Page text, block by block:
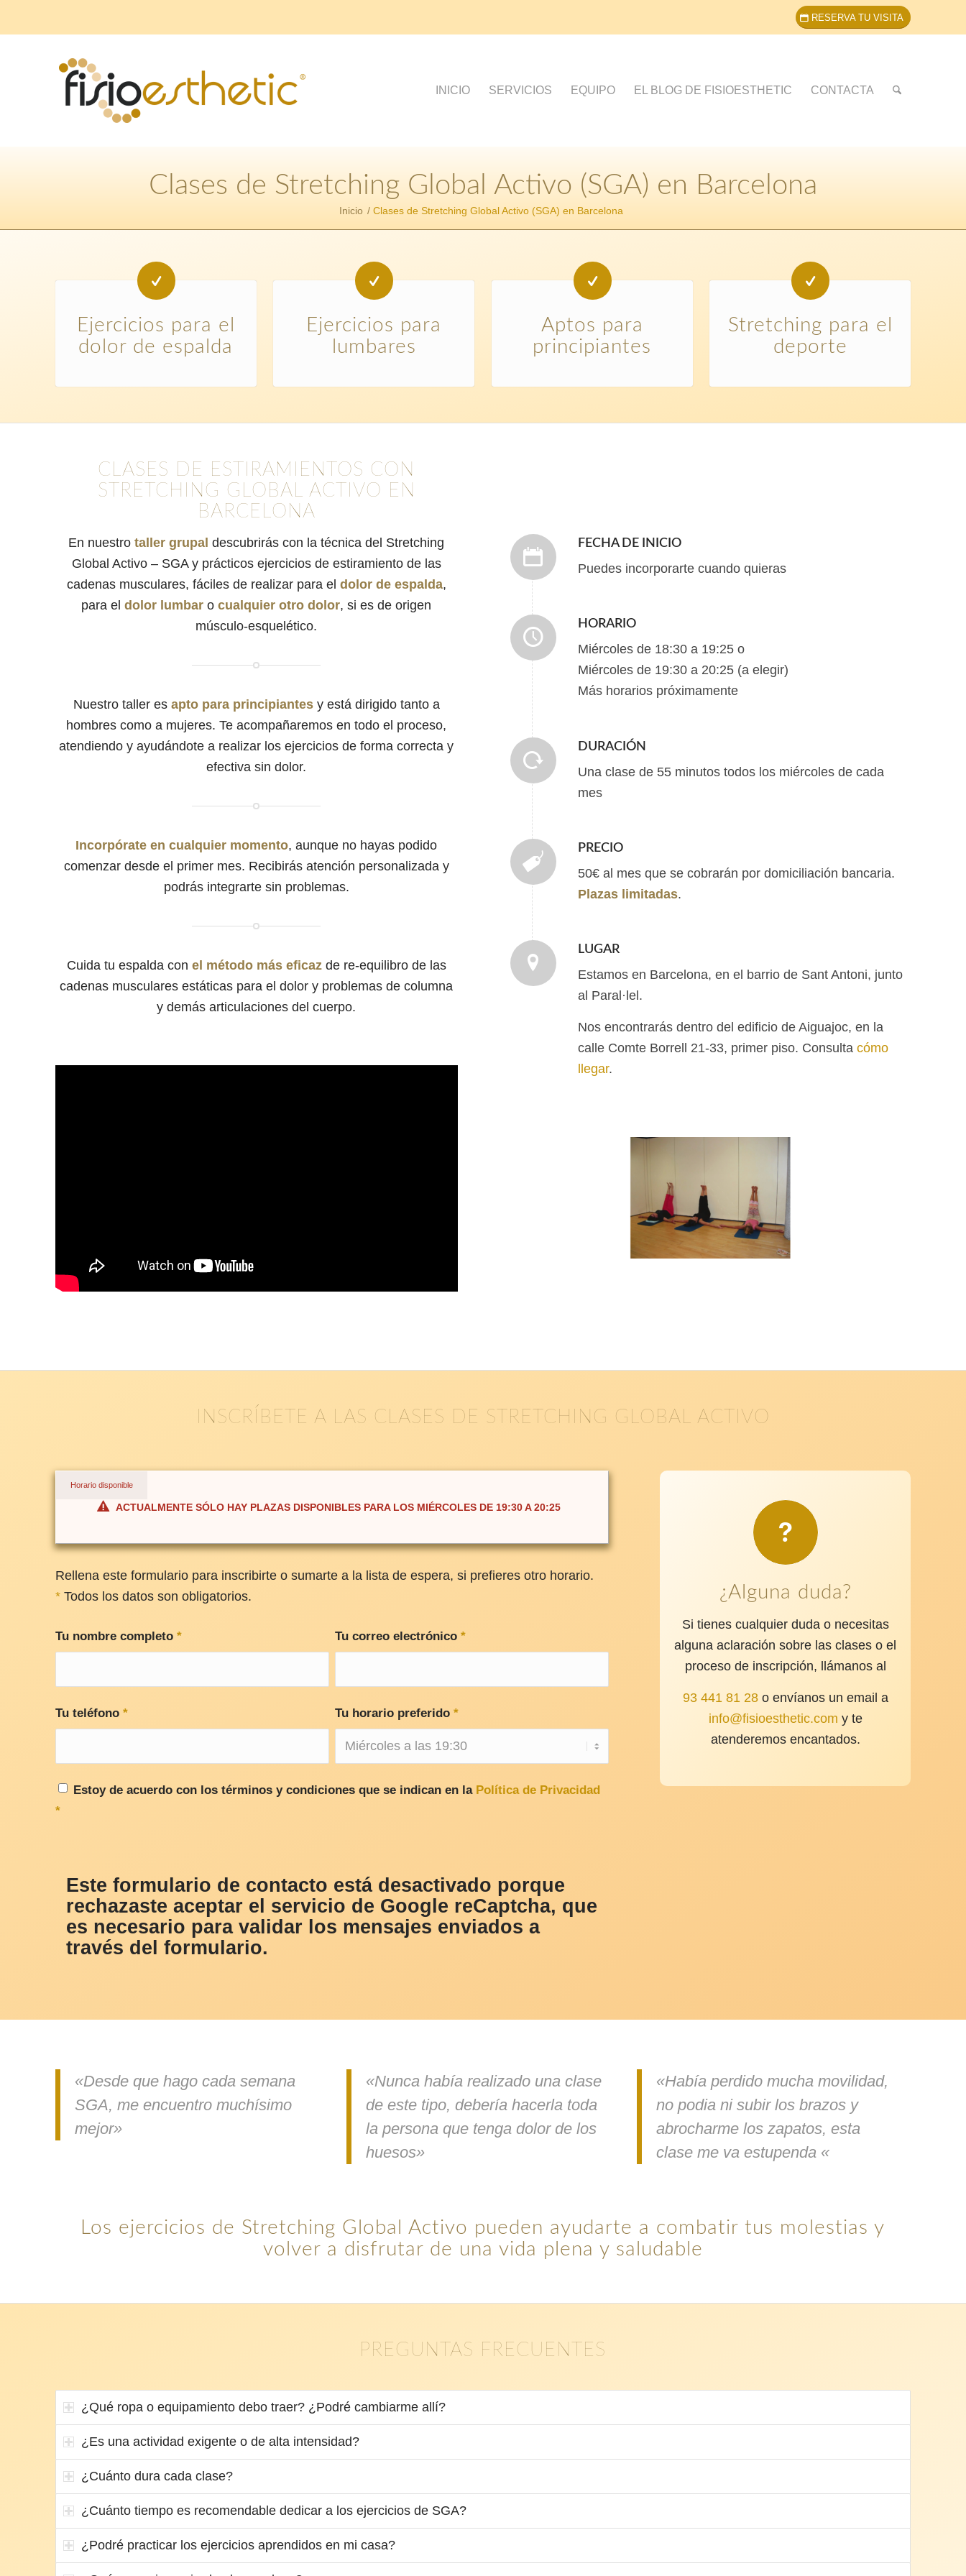
RESERVA TU VISITA
INICIO SERVICIOS EQUIPO EL BLOG DE FISIOESTHETIC CONTACTA
Clases de Stretching Global Activo (SGA) en Barcelona
Inicio / Clases de Stretching Global Activo (SGA) en Barcelona
Ejercicios para el
dolor de espalda
Ejercicios para
lumbares
Aptos para
principiantes
Stretching para el
deporte
CLASES DE ESTIRAMIENTOS CON
STRETCHING GLOBAL ACTIVO EN
BARCELONA
En nuestrotaller grupal descubrirás con la técnica del Stretching
Global Activo – SGA y prácticos ejercicios de estiramiento de las
cadenas musculares, fáciles de realizar para el dolor de espalda,
para eldolor lumbar ocualquier otro dolor, si es de origen
músculo-esquelético.
Nuestro taller es apto para principiantesy está dirigido tanto a
hombres como a mujeres. Te acompañaremos en todo el proceso,
atendiendo y ayudándote a realizar los ejercicios de forma correcta y
efectiva sin dolor.
Incorpórate en cualquier momento, aunque no hayas podido
comenzar desde el primer mes. Recibirás atención personalizada y
podrás integrarte sin problemas.
Cuida tu espalda con el método más eficazde re-equilibro de las
cadenas musculares estáticas para el dolor y problemas de columna
y demás articulaciones del cuerpo.
FECHA DE INICIO
Puedes incorporarte cuando quieras
HORARIO
Miércoles de 18:30 a 19:25 o
Miércoles de 19:30 a 20:25 (a elegir)
Más horarios próximamente
DURACIÓN
Una clase de 55 minutos todos los miércoles de cada
mes
PRECIO
50€ al mes que se cobrarán por domiciliación bancaria.
Plazas limitadas.
LUGAR
Estamos en Barcelona, en el barrio de Sant Antoni, junto
al Paral·lel.
Nos encontrarás dentro del edificio de Aiguajoc, en la
calle Comte Borrell 21-33, primer piso. Consulta cómo
llegar.
INSCRÍBETE A LAS CLASES DE STRETCHING GLOBAL ACTIVO
Horario disponible
ACTUALMENTE SÓLO HAY PLAZAS DISPONIBLES PARA LOS MIÉRCOLES DE 19:30 A 20:25
Rellena este formulario para inscribirte o sumarte a la lista de espera, si prefieres otro horario.
*Todos los datos son obligatorios.
Tu nombre completo * Tu correo electrónico *
Tu teléfono * Tu horario preferido *
Estoy de acuerdo con los términos y condiciones que se indican en la Política de Privacidad
*
Este formulario de contacto está desactivado porque
rechazaste aceptar el servicio de Google reCaptcha, que
es necesario para validar los mensajes enviados a
través del formulario.
¿Alguna duda?
Si tienes cualquier duda o necesitas
alguna aclaración sobre las clases o el
proceso de inscripción, llámanos al
93 441 81 28o envíanos un email a
info@fisioesthetic.com y te
atenderemos encantados.
«Desde que hago cada semana
SGA, me encuentro muchísimo
mejor»
«Nunca había realizado una clase
de este tipo, debería hacerla toda
la persona que tenga dolor de los
huesos»
«Había perdido mucha movilidad,
no podia ni subir los brazos y
abrocharme los zapatos, esta
clase me va estupenda «
Los ejercicios de Stretching Global Activo pueden ayudarte a combatir tus molestias y
volver a disfrutar de una vida plena y saludable
PREGUNTAS FRECUENTES
¿Qué ropa o equipamiento debo traer? ¿Podré cambiarme allí?
¿Es una actividad exigente o de alta intensidad?
¿Cuánto dura cada clase?
¿Cuánto tiempo es recomendable dedicar a los ejercicios de SGA?
¿Podré practicar los ejercicios aprendidos en mi casa?